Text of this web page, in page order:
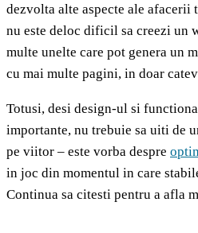
dezvolta alte aspecte ale afacerii
nu este deloc dificil sa creezi un
multe unelte care pot genera un
cu mai multe pagini, in doar
Totusi, desi design-ul si
importante, nu trebuie sa uiti de
pe viitor – este vorba despre
in joc din momentul in care
Continua sa citesti pentru a afla